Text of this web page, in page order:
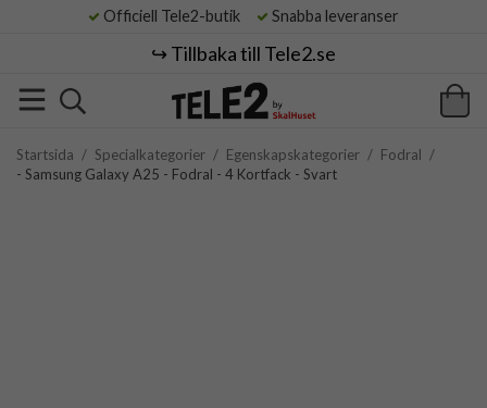
Officiell Tele2-butik Snabba leveranser
↪️ Tillbaka till Tele2.se
Startsida / Specialkategorier / Egenskapskategorier / Fodral /
- Samsung Galaxy A25 - Fodral - 4 Kortfack - Svart